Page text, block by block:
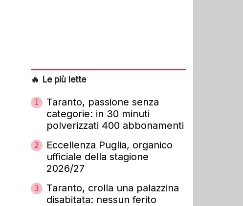
🔥 Le più lette
1
Taranto, passione senza
categorie: in 30 minuti
polverizzati 400 abbonamenti
2
Eccellenza Puglia, organico
ufficiale della stagione
2026/27
3
Taranto, crolla una palazzina
disabitata: nessun ferito